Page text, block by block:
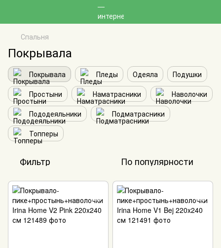
Спальня
Покрывала
Покрывала Пледы Одеяла
Подушки
Простыни
Наматрасники
Наволочки
Пододеяльники
Подматрасники
Топперы
Фильтр По популярности